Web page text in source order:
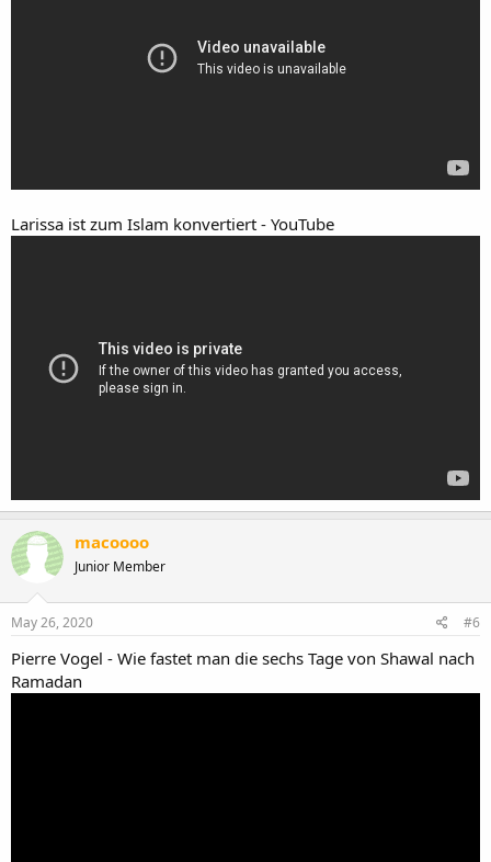
Larissa ist zum Islam konvertiert - YouTube
macoooo
Junior Member
May 26, 2020 #6
Pierre Vogel - Wie fastet man die sechs Tage von Shawal nach
Ramadan